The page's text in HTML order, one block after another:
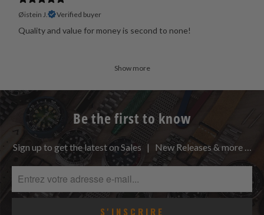
Øistein J. Verified buyer
Quality and value for money is second to none!
Show more
Be the first to know
Sign up to get the latest on Sales | New Releases & more …